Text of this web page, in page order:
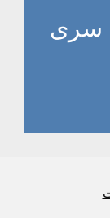
سری